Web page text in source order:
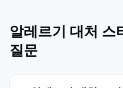
알레르기 대처 스
질문